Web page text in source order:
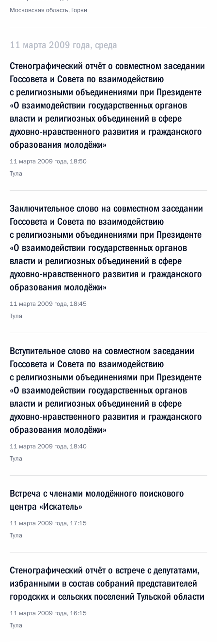
Московская область, Горки
11 марта 2009 года, среда
Стенографический отчёт о совместном заседании
Госсовета и Совета по взаимодействию
с религиозными объединениями при Президенте
«О взаимодействии государственных органов
власти и религиозных объединений в сфере
духовно-нравственного развития и гражданского
образования молодёжи»
11 марта 2009 года, 18:50
Тула
Заключительное слово на совместном заседании
Госсовета и Совета по взаимодействию
с религиозными объединениями при Президенте
«О взаимодействии государственных органов
власти и религиозных объединений в сфере
духовно-нравственного развития и гражданского
образования молодёжи»
11 марта 2009 года, 18:45
Тула
Вступительное слово на совместном заседании
Госсовета и Совета по взаимодействию
с религиозными объединениями при Президенте
«О взаимодействии государственных органов
власти и религиозных объединений в сфере
духовно-нравственного развития и гражданского
образования молодёжи»
11 марта 2009 года, 18:40
Тула
Встреча с членами молодёжного поискового
центра «Искатель»
11 марта 2009 года, 17:15
Тула
Стенографический отчёт о встрече с депутатами,
избранными в состав собраний представителей
городских и сельских поселений Тульской области
11 марта 2009 года, 16:15
Тула